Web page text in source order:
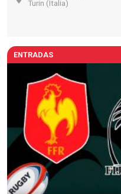
Turin (Italia)
ENTRADAS